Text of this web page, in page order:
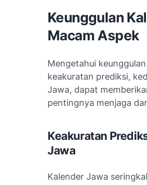
Keunggulan
Macam Aspek
Mengetahui
keakuratan prediksi,
Jawa, dapat
pentingnya menjaga
Keakuratan
Jawa
Kalender Jawa